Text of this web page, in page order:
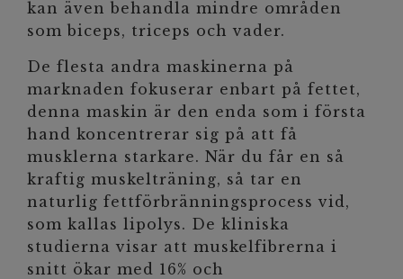
kan även behandla mindre områden
som biceps, triceps och vader.
De flesta andra maskinerna på
marknaden fokuserar enbart på fettet,
denna maskin är den enda som i första
hand koncentrerar sig på att få
musklerna starkare. När du får en så
kraftig muskelträning, så tar en
naturlig fettförbränningsprocess vid,
som kallas lipolys. De kliniska
studierna visar att muskelfibrerna i
snitt ökar med 16% och